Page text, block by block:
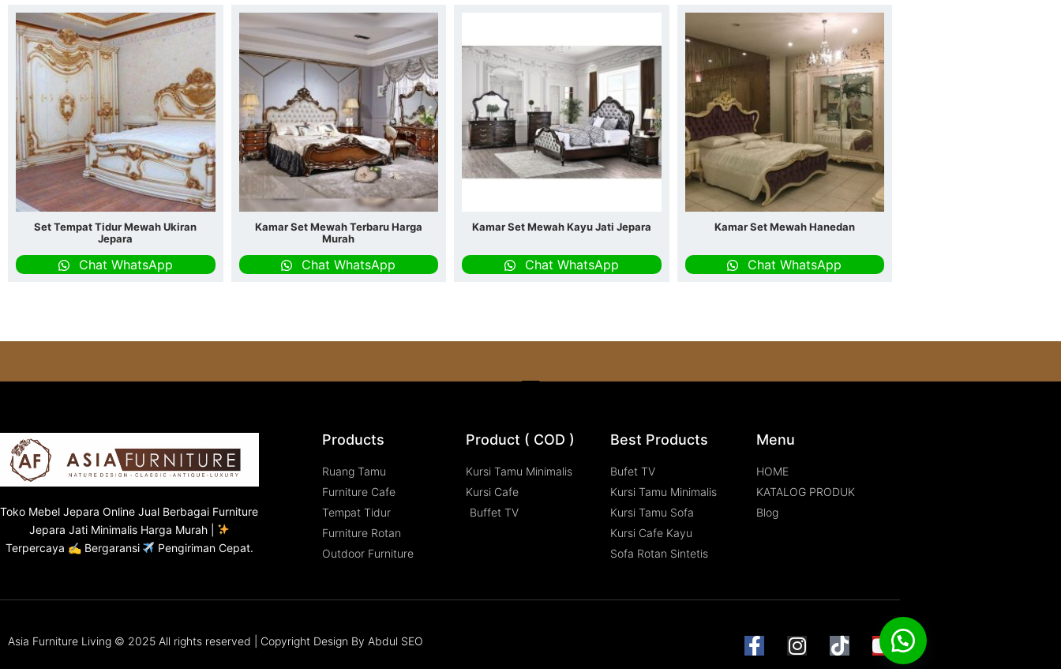
Set Tempat Tidur Mewah Ukiran
Jepara
Chat WhatsApp
Kamar Set Mewah Terbaru Harga
Murah
Chat WhatsApp
Kamar Set Mewah Kayu Jati Jepara
Chat WhatsApp
Kamar Set Mewah Hanedan
Chat WhatsApp
Toko Mebel Jepara Online Jual Berbagai Furniture
Jepara Jati Minimalis Harga Murah |
Terpercaya ✍ Bergaransi
Pengiriman Cepat.
Products
Ruang Tamu
Furniture Cafe
Tempat Tidur
Furniture Rotan
Outdoor Furniture
Product ( COD )
Kursi Tamu Minimalis
Kursi Cafe
Buffet TV
Best Products
Bufet TV
Kursi Tamu Minimalis
Kursi Tamu Sofa
Kursi Cafe Kayu
Sofa Rotan Sintetis
Menu
HOME
KATALOG PRODUK
Blog
Asia Furniture Living © 2025 All rights reserved | Copyright Design By Abdul SEO